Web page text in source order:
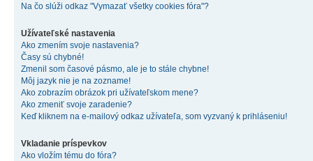
Na čo slúži odkaz "Vymazať všetky cookies fóra"?
Užívateľské nastavenia
Ako zmením svoje nastavenia?
Časy sú chybné!
Zmenil som časové pásmo, ale je to stále chybne!
Môj jazyk nie je na zozname!
Ako zobrazím obrázok pri užívateľskom mene?
Ako zmeniť svoje zaradenie?
Keď kliknem na e-mailový odkaz užívateľa, som vyzvaný k prihláseniu!
Vkladanie príspevkov
Ako vložím tému do fóra?